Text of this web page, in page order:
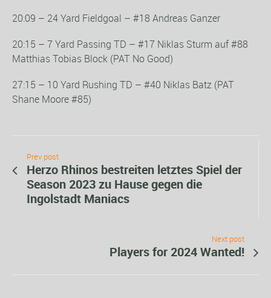
20:09 – 24 Yard Fieldgoal – #18 Andreas Ganzer
20:15 – 7 Yard Passing TD – #17 Niklas Sturm auf #88
Matthias Tobias Block (PAT No Good)
27:15 – 10 Yard Rushing TD – #40 Niklas Batz (PAT
Shane Moore #85)
Prev post
Herzo Rhinos bestreiten letztes Spiel der
Season 2023 zu Hause gegen die
Ingolstadt Maniacs
Next post
Players for 2024 Wanted!